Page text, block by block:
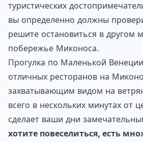
туристических
вы определенно должны
решите остановиться в другом
побережье Миконоса.
Прогулка по Маленькой
отличных ресторанов на
захватывающим видом на
всего в нескольких минутах от
сделает ваши дни
хотите повеселиться, есть